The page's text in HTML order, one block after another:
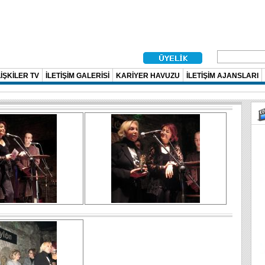
TV İLETİŞİM GALERİSİ KARİYER HAVUZU İLETİŞİM AJANSLARI